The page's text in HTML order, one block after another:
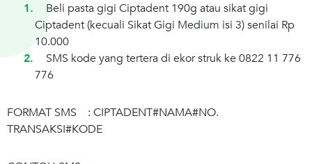
Beli pasta gigi Ciptadent 190g atau sikat gigi
Ciptadent (kecuali Sikat Gigi Medium isi 3) senilai Rp
10.000
SMS kode yang tertera di ekor struk ke 0822 11 776
776
FORMAT SMS : CIPTADENT#NAMA#NO.
TRANSAKSI#KODE